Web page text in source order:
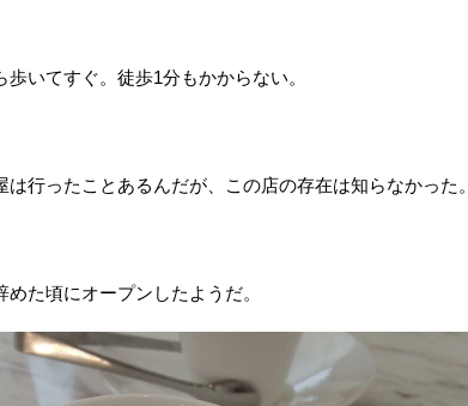
いてすぐ。徒歩1分もかからない。
行ったことあるんだが、この店の存在は知らなかった。
た頃にオープンしたようだ。